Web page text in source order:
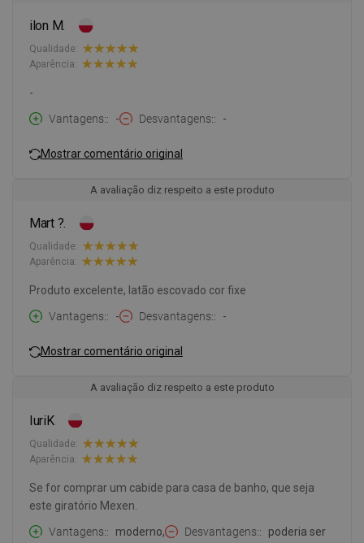
ilon M.
Qualidade:
Aparência:
-
Vantagens:
- Desvantagens: -
Mostrar comentário original
A avaliação diz respeito a este produto
Mart ?.
Qualidade:
Aparência:
Produto excelente, latão escovado cor fixe
Vantagens:
- Desvantagens: -
Mostrar comentário original
A avaliação diz respeito a este produto
IuriK
Qualidade:
Aparência:
Se for comprar um cabide para casa de banho, que seja
este giratório Mexen.
Vantagens:
moderno,
Desvantagens:
poderia ser